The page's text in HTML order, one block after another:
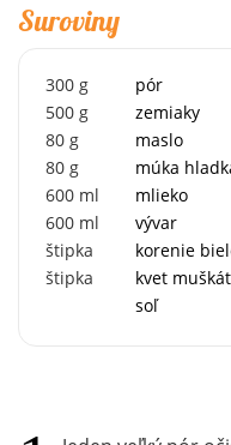
Suroviny
300 g
pór
500 g
zemiaky
80 g
maslo
80 g
múka
600 ml
mlieko
600 ml
vývar
štipka
korenie
štipka
kvet
soľ